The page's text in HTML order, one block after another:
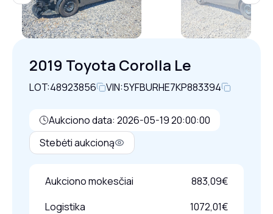
2019 Toyota Corolla Le
LOT:48923856 VIN:5YFBURHE7KP883394
Aukciono data: 2026-05-19 20:00:00
Stebėti aukcioną
Aukciono mokesčiai
883,09€
Logistika
1072,01€